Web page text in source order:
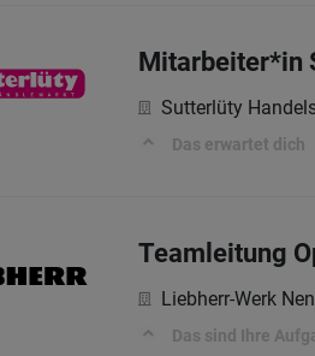
Mitarbeiter*in
Sutterlüty
Das erwartet dich
Teamleitung
Liebherr-Werk
Das sind Ihre